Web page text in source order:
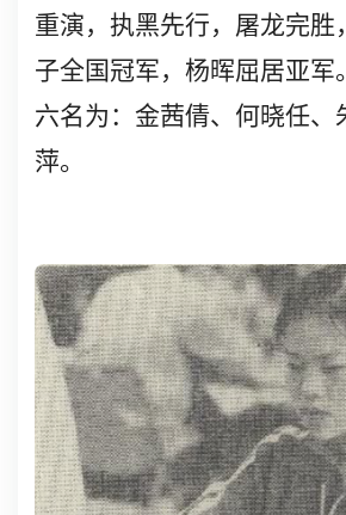
重演，执黑先行，屠龙完胜
子全国冠军，杨晖屈居亚军
六名为：金茜倩、何晓任、
萍。